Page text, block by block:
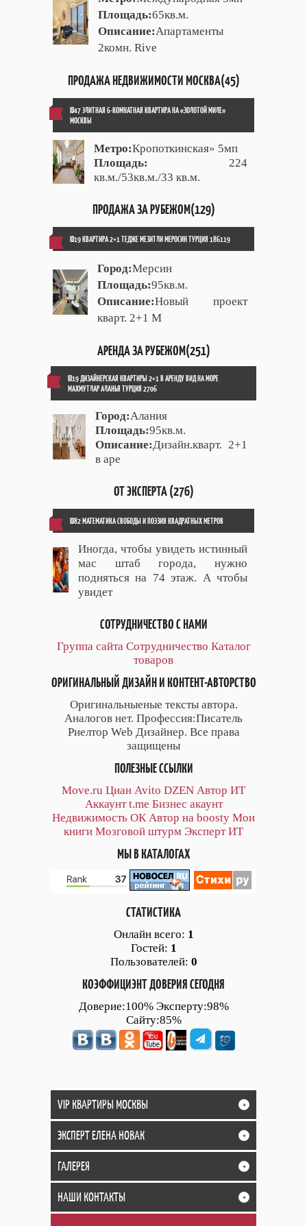
Площадь:65кв.м.
Описание:Апартаменты
2комн. Rive
ПРОДАЖА НЕДВИЖИМОСТИ МОСКВА(45)
ID47 ЭЛИТНАЯ 6-КОМНАТНАЯ КВАРТИРА НА «ЗОЛОТОЙ МИЛЕ»
МОСКВЫ
Метро:Кропоткинская» 5мп
Площадь:
224
кв.м./53кв.м./33 кв.м.
ПРОДАЖА ЗА РУБЕЖОМ(129)
ID19 КВАРТИРА 2+1 ТЕДЖЕ МЕЗИТЛИ МЕРОСИН ТУРЦИЯ 186119
Город:Мерсин
Площадь:95кв.м.
Описание:Новый проект
кварт. 2+1 М
АРЕНДА ЗА РУБЕЖОМ(251)
ID19 ДИЗАЙНЕРСКАЯ КВАРТИРЫ 2+1 В АРЕНДУ ВИД НА МОРЕ
МАХМУТЛАР АЛАНЬЯ ТУРЦИЯ 2706
Город:Алания
Площадь:95кв.м.
Описание: Дизайн.кварт. 2+1
в аре
ОТ ЭКСПЕРТА (276)
ID82 МАТЕМАТИКА СВОБОДЫ И ПОЭЗИЯ КВАДРАТНЫХ МЕТРОВ
Иногда, чтобы увидеть истинный
мас штаб города, нужно
подняться на 74 этаж. А чтобы
увидет
СОТРУДНИЧЕСТВО С НАМИ
Группа сайта Сотрудничество Каталог
товаров
ОРИГИНАЛЬНЫЙ ДИЗАЙН И КОНТЕНТ-АВТОРСТВО
Оригинальныеные тексты автора.
Аналогов нет. Профессия:Писатель
Риелтор Web Дизайнер. Все права
защищены
ПОЛЕЗНЫЕ ССЫЛКИ
Move.ru Циан Avito DZEN Автор ИТ
Аккаунт t.me Бизнес акаунт
Недвижимость ОК Автор на boosty Мои
книги Мозговой штурм Эксперт ИТ
МЫ В КАТАЛОГАХ
СТАТИСТИКА
Онлайн всего: 1
Гостей: 1
Пользователей: 0
КОЭФФИЦИЭНТ ДОВЕРИЯ СЕГОДНЯ
Доверие:100% Эксперту:98%
Сайту:85%
VIP КВАРТИРЫ МОСКВЫ +
ЭКСПЕРТ ЕЛЕНА НОВАК +
ГАЛЕРЕЯ +
НАШИ КОНТАКТЫ +